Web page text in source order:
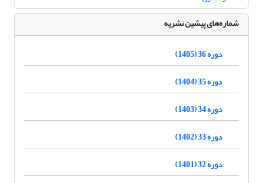
شماره‌های پیشین نشریه
دوره 36 (1405)
دوره 35 (1404)
دوره 34 (1403)
دوره 33 (1402)
دوره 32 (1401)